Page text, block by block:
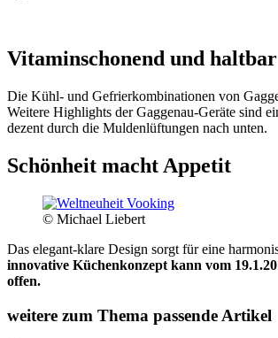
Vitaminschonend und haltbar
Die Kühl- und Gefrierkombinationen von
Weitere Highlights der Gaggenau-Geräte sind
dezent durch die Muldenlüftungen nach unten.
Schönheit macht Appetit
© Michael Liebert
Das elegant-klare Design sorgt für eine
innovative Küchenkonzept kann vom
offen.
weitere zum Thema passende Artikel